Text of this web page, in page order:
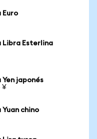
Euro
Libra Esterlina
japonés
¥
chino